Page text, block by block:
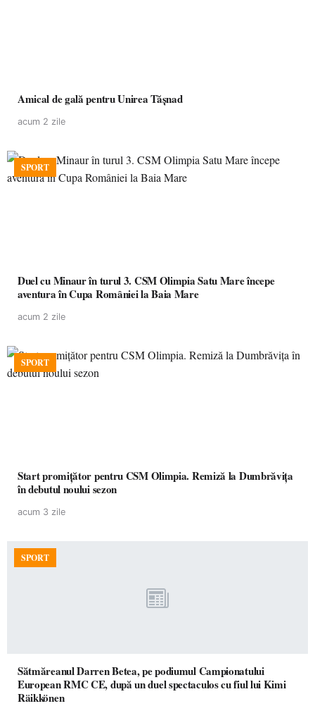
Amical de gală pentru Unirea Tășnad
acum 2 zile
SPORT
Duel cu Minaur în turul 3. CSM Olimpia Satu Mare începe
aventura în Cupa României la Baia Mare
acum 2 zile
SPORT
Start promițător pentru CSM Olimpia. Remiză la Dumbrăvița
în debutul noului sezon
acum 3 zile
SPORT
Sătmăreanul Darren Betea, pe podiumul Campionatului
European RMC CE, după un duel spectaculos cu fiul lui Kimi
Räikkönen